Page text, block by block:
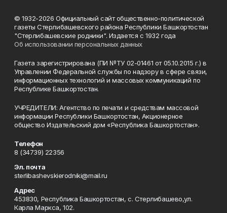
© 1932-2026 Официальный сайт общественно-политической
газеты Стерлибашевского района Республики Башкортостан
"Стерлибашевские родники". Издается с 1932 года
Об использовании персональных данных
Газета зарегистрирована (ПИ №ТУ 02-01461 от 05.10.2015 г.) в
Управлении Федеральной службы по надзору в сфере связи,
информационных технологий и массовых коммуникаций по
Республике Башкортостан.
УЧРЕДИТЕЛИ: Агентство по печати и средствам массовой
информации Республики Башкортостан, Акционерное
общество Издательский дом «Республика Башкортостан».
Телефон
8 (34739) 22356
Эл. почта
sterlibashevskierodniki@mail.ru
Адрес
453830, Республика Башкортостан, c. Стерлибашево,ул.
Карла Маркса, 102.